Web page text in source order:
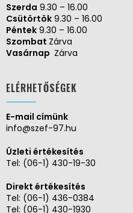
Szerda 9.30 – 16.00
Csütörtök 9.30 – 16.00
Péntek 9.30 – 16.00
Szombat Zárva
Vasárnap Zárva
ELÉRHETŐSÉGEK
E-mail címünk
info@szef-97.hu
Üzleti értékesítés
Tel: (06-1) 430-19-30
Direkt értékesítés
Tel: (06-1) 436-0384
Tel: (06-1) 430-1930